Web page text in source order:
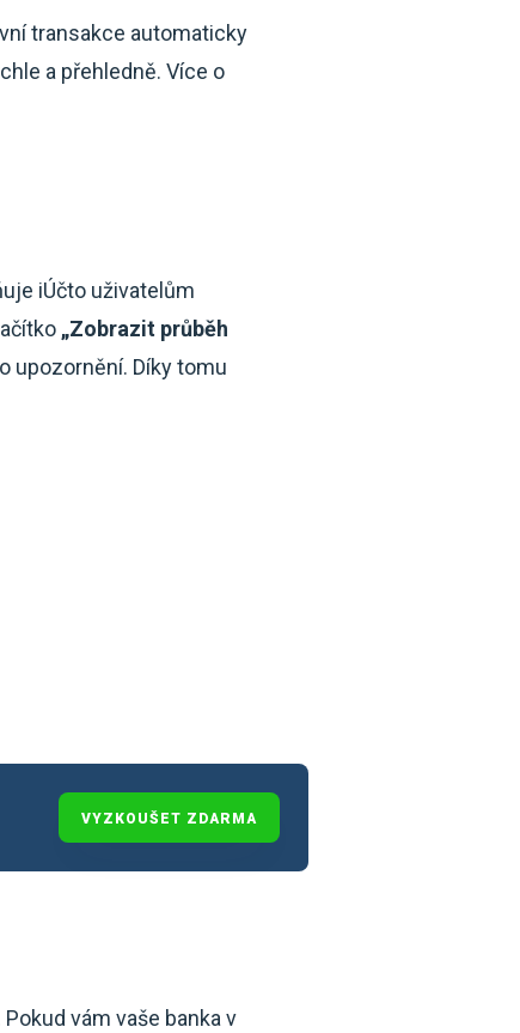
transakce automaticky
a přehledně. Více o
iÚčto uživatelům
„Zobrazit průběh
upozornění. Díky tomu
VYZKOUŠET ZDARMA
vám vaše banka v